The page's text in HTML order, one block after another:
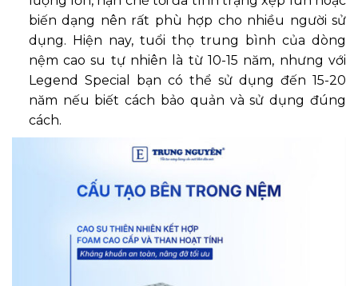
biến dạng nên rất phù hợp cho nhiều người sử
dụng. Hiện nay, tuổi thọ trung bình của dòng
nệm cao su tự nhiên là từ 10-15 năm, nhưng với
Legend Special bạn có thể sử dụng đến 15-20
năm nếu biết cách bảo quản và sử dụng đúng
cách.